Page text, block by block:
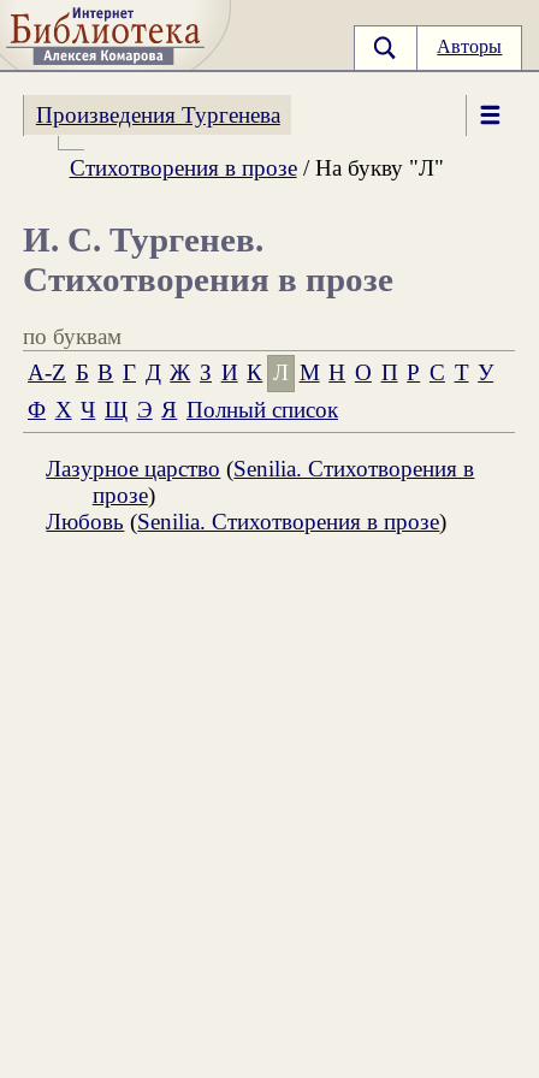
Авторы
Произведения Тургенева
Стихотворения в прозе/ На букву "Л"
И. С. Тургенев.
Стихотворения в прозе
по буквам
A-Z Б В Г Д Ж З И К Л М Н О П Р С Т У
Ф Х Ч Щ Э Я Полный список
Лазурное царство (Senilia. Стихотворения в
прозе)
Любовь (Senilia. Стихотворения в прозе)